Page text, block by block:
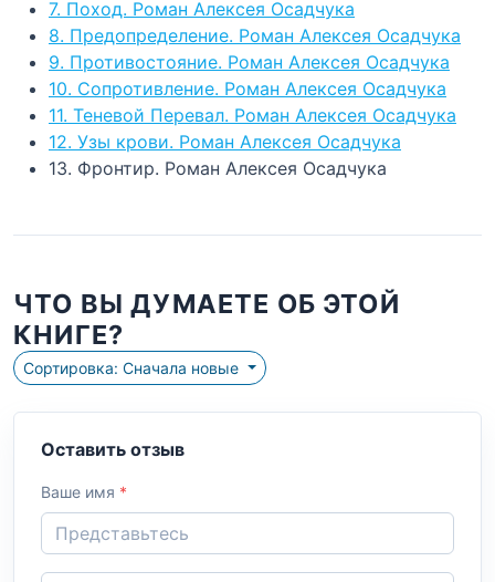
7. Поход. Роман Алексея Осадчука
8. Предопределение. Роман Алексея Осадчука
9. Противостояние. Роман Алексея Осадчука
10. Сопротивление. Роман Алексея Осадчука
11. Теневой Перевал. Роман Алексея Осадчука
12. Узы крови. Роман Алексея Осадчука
13. Фронтир. Роман Алексея Осадчука
ЧТО ВЫ ДУМАЕТЕ ОБ ЭТОЙ
КНИГЕ?
Сортировка: Сначала новые
Оставить отзыв
Ваше имя *